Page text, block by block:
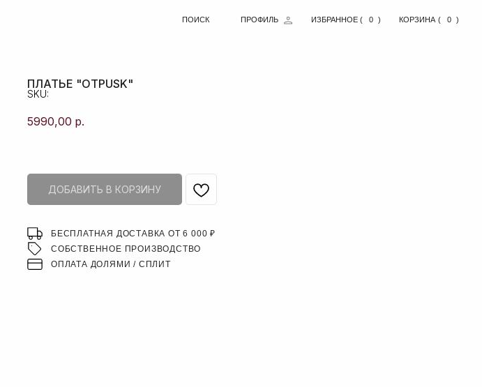
ИЗБРАННОЕ КОРЗИНА 0
( ) ( )
ПРОФИЛЬ
ПЛАТЬЕ "OTPUSK"
SKU:
5990,00 р.
ДОБАВИТЬ В КОРЗИНУ
БЕСПЛАТНАЯ ДОСТАВКА ОТ 6 000 ₽
СОБСТВЕННОЕ ПРОИЗВОДСТВО
ОПЛАТА ДОЛЯМИ / СПЛИТ